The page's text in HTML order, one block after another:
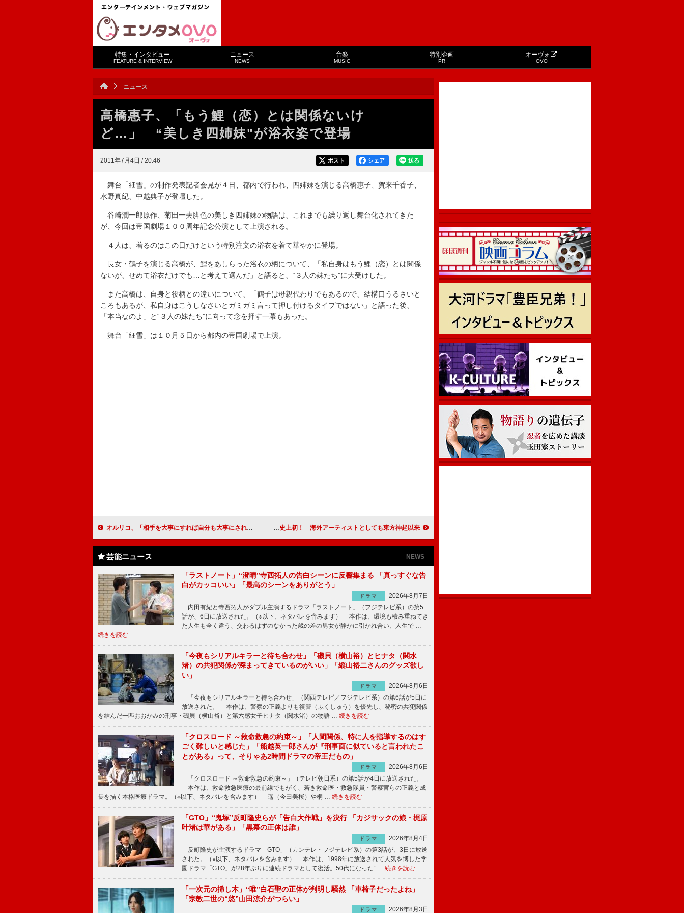
特集・インタビュー
FEATURE & INTERVIEW
ニュース
NEWS
音楽
MUSIC
特別企画
PR
オーヴォ
OVO
ニュース
高橋惠子、「もう鯉（恋）とは関係ないけ
ど…」 “美しき四姉妹"が浴衣姿で登場
2011年7月4日 / 20:46 送る
シェア
ポスト
舞台「細雪」の制作発表記者会見が４日、都内で行われ、四姉妹を演じる高橋惠子、賀来千香子、
水野真紀、中越典子が登壇した。
谷崎潤一郎原作、菊田一夫脚色の美しき四姉妹の物語は、これまでも繰り返し舞台化されてきた
が、今回は帝国劇場１００周年記念公演として上演される。
４人は、着るのはこの日だけという特別注文の浴衣を着て華やかに登場。
長女・鶴子を演じる高橋が、鯉をあしらった浴衣の柄について、「私自身はもう鯉（恋）とは関係
ないが、せめて浴衣だけでも…と考えて選んだ」と語ると、“３人の妹たち”に大受けした。
また高橋は、自身と役柄との違いについて、「鶴子は母親代わりでもあるので、結構口うるさいと
ころもあるが、私自身はこうしなさいとガミガミ言って押し付けるタイプではない」と語った後、
「本当なのよ」と“３人の妹たち”に向って念を押す一幕もあった。
舞台「細雪」は１０月５日から都内の帝国劇場で上演。
オルリコ、「相手を大事にすれば自分も大事にされる」 「今は歌が恋人です」 ＫＡＲＡ、２作連続１０万枚超は史上初！ 海外アーティストとしても東方神起以来
芸能ニュース NEWS
「ラストノート」“澄晴”寺西拓人の告白シーンに反響集まる 「真っすぐな告
白がカッコいい」「最高のシーンをありがとう」
ドラマ
2026年8月7日
内田有紀と寺西拓人がダブル主演するドラマ「ラストノート」（フジテレビ系）の第5
話が、6日に放送された。（※以下、ネタバレを含みます） 本作は、環境も積み重ねてき
た人生も全く違う、交わるはずのなかった歳の差の男女が静かに引かれ合い、人生で …
続きを読む
「今夜もシリアルキラーと待ち合わせ」「磯貝（横山裕）とヒナタ（関水
渚）の共犯関係が深まってきているのがいい」「縦山裕二さんのグッズ欲し
い」
ドラマ
2026年8月6日
「今夜もシリアルキラーと待ち合わせ」（関西テレビ／フジテレビ系）の第6話が5日に
放送された。 本作は、警察の正義よりも復讐（ふくしゅう）を優先し、秘密の共犯関係
を結んだ一匹おおかみの刑事・磯貝（横山裕）と第六感女子ヒナタ（関水渚）の物語 … 続きを読む
「クロスロード ～救命救急の約束～」「人間関係、特に人を指導するのはす
ごく難しいと感じた」「船越英一郎さんが『刑事面に似ていると言われたこ
とがある』って、そりゃあ2時間ドラマの帝王だもの」
ドラマ
2026年8月6日
「クロスロード ～救命救急の約束～」（テレビ朝日系）の第5話が4日に放送された。
本作は、救命救急医療の最前線でもがく、若き救命医・救急隊員・警察官らの正義と成
長を描く本格医療ドラマ。（※以下、ネタバレを含みます） 遥（今田美桜）や桐 … 続きを読む
「GTO」“鬼塚”反町隆史らが「告白大作戦」を決行 「カジサックの娘・梶原
叶渚は華がある」「黒幕の正体は誰」
ドラマ
2026年8月4日
反町隆史が主演するドラマ「GTO」（カンテレ・フジテレビ系）の第3話が、3日に放送
された。（※以下、ネタバレを含みます） 本作は、1998年に放送されて人気を博した学
園ドラマ「GTO」が28年ぶりに連続ドラマとして復活。50代になった“ … 続きを読む
「一次元の挿し木」“唯”白石聖の正体が判明し騒然 「車椅子だったよね」
「宗教二世の“悠”山田涼介がつらい」
ドラマ 2026年8月3日